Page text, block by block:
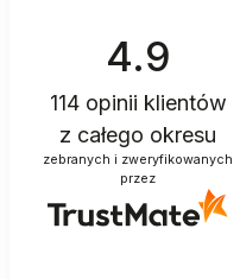
4.9
114opinii klientów
z całego okresu
zebranych i zweryfikowanych
przez